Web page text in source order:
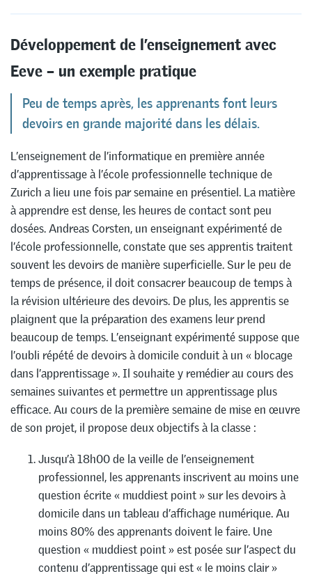
Développement de l’enseignement avec
Eeve – un exemple pratique
Peu de temps après, les apprenants font leurs
devoirs en grande majorité dans les délais.
L’enseignement de l’informatique en première année
d’apprentissage à l’école professionnelle technique de
Zurich a lieu une fois par semaine en présentiel. La matière
à apprendre est dense, les heures de contact sont peu
dosées. Andreas Corsten, un enseignant expérimenté de
l’école professionnelle, constate que ses apprentis traitent
souvent les devoirs de manière superficielle. Sur le peu de
temps de présence, il doit consacrer beaucoup de temps à
la révision ultérieure des devoirs. De plus, les apprentis se
plaignent que la préparation des examens leur prend
beaucoup de temps. L’enseignant expérimenté suppose que
l’oubli répété de devoirs à domicile conduit à un « blocage
dans l’apprentissage ». Il souhaite y remédier au cours des
semaines suivantes et permettre un apprentissage plus
efficace. Au cours de la première semaine de mise en œuvre
de son projet, il propose deux objectifs à la classe :
Jusqu’à 18h00 de la veille de l’enseignement
professionnel, les apprenants inscrivent au moins une
question écrite « muddiest point » sur les devoirs à
domicile dans un tableau d’affichage numérique. Au
moins 80% des apprenants doivent le faire. Une
question « muddiest point » est posée sur l’aspect du
contenu d’apprentissage qui est « le moins clair »